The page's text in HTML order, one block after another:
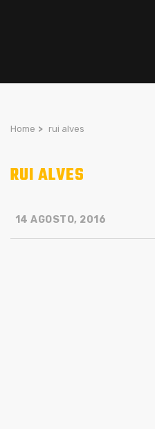
Home > rui alves
RUI ALVES
14 AGOSTO, 2016